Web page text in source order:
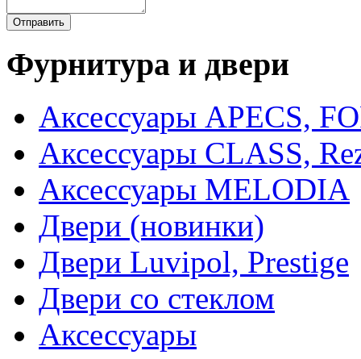
Фурнитура и двери
Аксессуары APECS,
Аксессуары CLASS,
Аксессуары MELODIA
Двери (новинки)
Двери Luvipol, Prestige
Двери со стеклом
Аксессуары